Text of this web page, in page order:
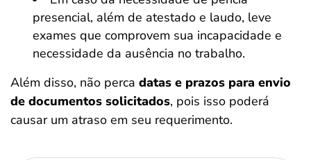
presencial, além de atestado e laudo, leve
exames que comprovem sua incapacidade e
necessidade da ausência no trabalho.
Além disso, não perca datas e prazos para envio
de documentos solicitados, pois isso poderá
causar um atraso em seu requerimento.